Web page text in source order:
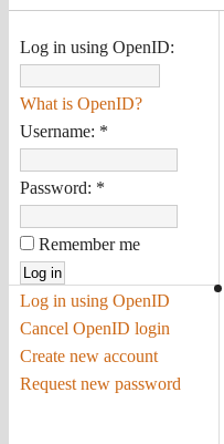
Log in using OpenID:
What is OpenID?
Username: *
Password: *
Remember me
Log in using OpenID
Cancel OpenID login
Create new account
Request new password